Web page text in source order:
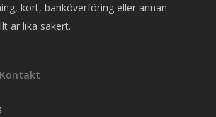
kort, banköverföring eller annan
är lika säkert.